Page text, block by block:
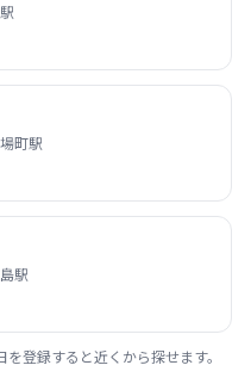
町駅
駅
登録すると近くから探せます。